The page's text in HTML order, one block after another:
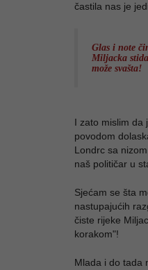
častila nas je
Glas i note
Miljacka
može svašta!
I zato mislim da
povodom
Londrc sa
naš političar u
Sjećam se šta
nastupajućih
čiste rijeke
korakom"!
Mlada i do tada